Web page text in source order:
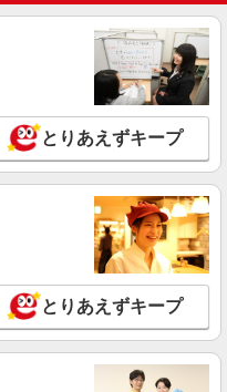
とりあえずキープ
とりあえずキープ